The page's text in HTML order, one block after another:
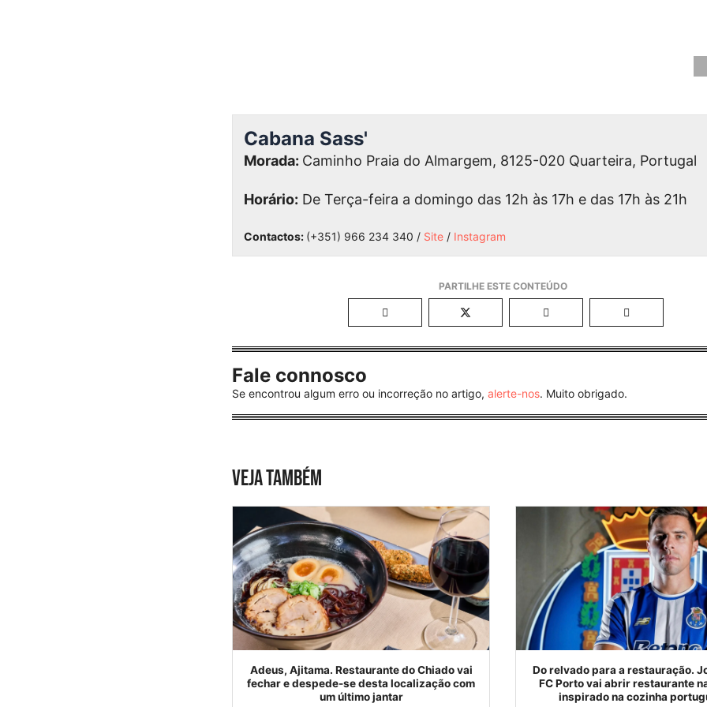
Cabana Sass'
Morada: Caminho Praia do Almargem, 8125-020 Quarteira, Portugal
Horário: De Terça-feira a domingo das 12h às 17h e das 17h às 21h
Contactos: (+351) 966 234 340 / Site / Instagram
Fale connosco
Se encontrou algum erro ou incorreção no artigo,alerte-nos. Muito obrigado.
VEJA TAMBÉM
Adeus, Ajitama. Restaurante do Chiado vai
fechar e despede-se desta localização com
um último jantar
Do relvado para a restauração.
FC Porto vai abrir restaurante
inspirado na cozinha